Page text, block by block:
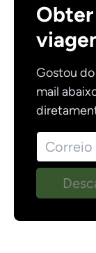
Gostou
mail